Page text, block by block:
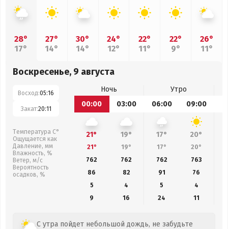
28°
17°
27°
14°
30°
14°
24°
12°
22°
11°
22°
9°
26°
11°
Воскресенье, 9 августа
Восход:05:16
Закат:20:11
Температура С°
Ощущается как
Давление, мм
Влажность, %
Ветер, м/с
Вероятность
осадков, %
Ночь
Утро
00:00
03:00 06:00 09:00
21° 19° 17° 20°
21° 19° 17° 20°
762
762 762 763
86
82 91 76
5
4 5
4
9
16 24 11
С утра пойдет небольшой дождь, не забудьте